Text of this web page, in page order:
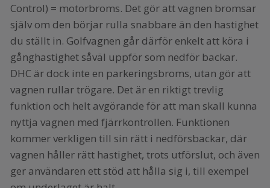
Control) = motorbroms. Det gör att vagnen bromsar
själv om den börjar rulla snabbare än den hastighet
du ställt in. Golfvagnen går därför enkelt att köra i
gånghastighet såväl uppför som nedför backar.
DHC är dock inte en parkeringsbroms, utan gör att
vagnen rullar trögare. Det är en riktigt trevlig
funktion och helt avgörande för att man skall kunna
nyttja vagnen med fjärrkontrollen. Funktionen
kommer verkligen till sin rätt i nedförsbackar, där
vagnen håller rätt hastighet, trots utförslut, och även
ger användaren ett stöd att hålla sig i, till exempel